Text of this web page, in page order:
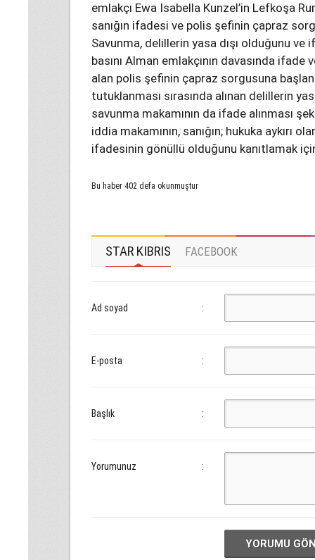
emlakçı Ewa Isabella Kunzel’in Lefkoşa
sanığın ifadesi ve polis şefinin çapraz
Savunma, delillerin yasa dışı olduğunu
basını Alman emlakçının davasında
alan polis şefinin çapraz sorgusuna
tutuklanması sırasında alınan delillerin
savunma makamının da ifade alınması
iddia makamının, sanığın; hukuka aykırı
ifadesinin gönüllü olduğunu kanıtlamak
Bu haber 402 defa okunmuştur
STAR KIBRIS FACEBOOK
Ad soyad :
E-posta :
Başlık :
Yorumunuz :
YORUMU